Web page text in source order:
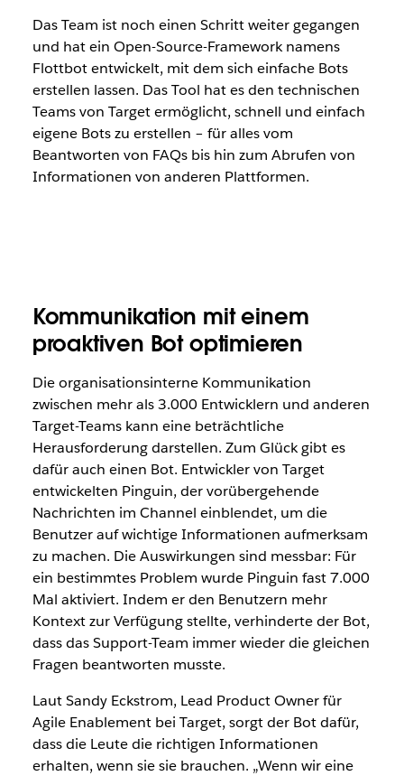
Das Team ist noch einen Schritt weiter gegangen
und hat ein Open-Source-Framework namens
Flottbot entwickelt, mit dem sich einfache Bots
erstellen lassen. Das Tool hat es den technischen
Teams von Target ermöglicht, schnell und einfach
eigene Bots zu erstellen – für alles vom
Beantworten von FAQs bis hin zum Abrufen von
Informationen von anderen Plattformen.
Kommunikation mit einem
proaktiven Bot optimieren
Die organisationsinterne Kommunikation
zwischen mehr als 3.000 Entwicklern und anderen
Target-Teams kann eine beträchtliche
Herausforderung darstellen. Zum Glück gibt es
dafür auch einen Bot. Entwickler von Target
entwickelten Pinguin, der vorübergehende
Nachrichten im Channel einblendet, um die
Benutzer auf wichtige Informationen aufmerksam
zu machen. Die Auswirkungen sind messbar: Für
ein bestimmtes Problem wurde Pinguin fast 7.000
Mal aktiviert. Indem er den Benutzern mehr
Kontext zur Verfügung stellte, verhinderte der Bot,
dass das Support-Team immer wieder die gleichen
Fragen beantworten musste.
Laut Sandy Eckstrom, Lead Product Owner für
Agile Enablement bei Target, sorgt der Bot dafür,
dass die Leute die richtigen Informationen
erhalten, wenn sie sie brauchen. „Wenn wir eine